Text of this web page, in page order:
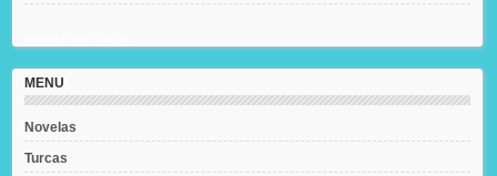
MENU
Novelas
Turcas